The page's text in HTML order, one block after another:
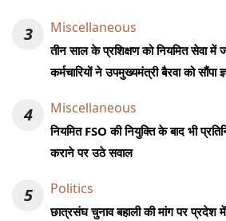
3 Miscellaneous
तीन साल के प्रशिक्षण को नियमित सेवा में
कर्मचारियों ने उपमुख्यमंत्री बैरवा को सौंपा
4 Miscellaneous
नियमित FSO की नियुक्ति के बाद भी
कराने पर उठे सवाल
5 Politics
छात्रसंघ चुनाव बहाली की मांग पर